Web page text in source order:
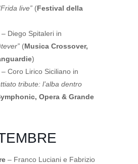
live” (Festival della
– Diego Spitaleri in
(Musica Crossover,
)
– Coro Lirico Siciliano in
tribute: l’alba dentro
Opera & Grande
– Franco Luciani e Fabrizio